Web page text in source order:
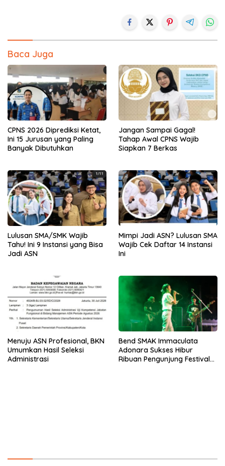
Baca Juga
CPNS 2026 Diprediksi Ketat,
Ini 15 Jurusan yang Paling
Banyak Dibutuhkan
Jangan Sampai Gagal!
Tahap Awal CPNS Wajib
Siapkan 7 Berkas
Lulusan SMA/SMK Wajib
Tahu! Ini 9 Instansi yang Bisa
Jadi ASN
Mimpi Jadi ASN? Lulusan SMA
Wajib Cek Daftar 14 Instansi
Ini
Menuju ASN Profesional, BKN
Umumkan Hasil Seleksi
Administrasi
Bend SMAK Immaculata
Adonara Sukses Hibur
Ribuan Pengunjung Festival